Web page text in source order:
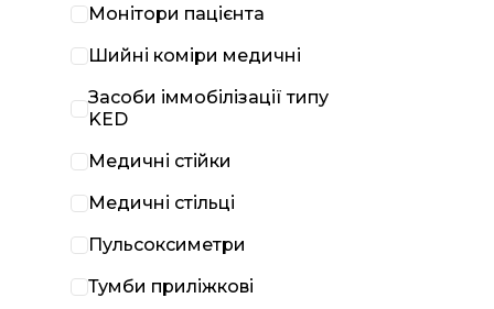
Монітори пацієнта
Шийні коміри медичні
Засоби іммобілізації типу
KED
Медичні стійки
Медичні стільці
Пульсоксиметри
Тумби приліжкові